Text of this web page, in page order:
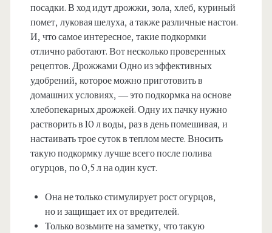
посадки. В ход идут дрожжи, зола, хлеб, куриный
помет, луковая шелуха, а также различные настои.
И, что самое интересное, такие подкормки
отлично работают. Вот несколько проверенных
рецептов. Дрожжами Одно из эффективных
удобрений, которое можно приготовить в
домашних условиях, — это подкормка на основе
хлебопекарных дрожжей. Одну их пачку нужно
растворить в 10 л воды, раз в день помешивая, и
настаивать трое суток в теплом месте. Вносить
такую подкормку лучше всего после полива
огурцов, по 0,5 л на один куст.
Она не только стимулирует рост огурцов,
но и защищает их от вредителей.
Только возьмите на заметку, что такую